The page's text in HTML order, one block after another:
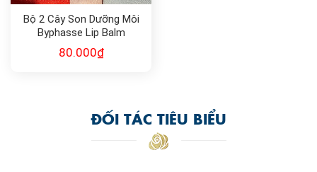
Bộ 2 Cây Son Dưỡng Môi
Byphasse Lip Balm
80.000₫
ĐỐI TÁC TIÊU BIỂU